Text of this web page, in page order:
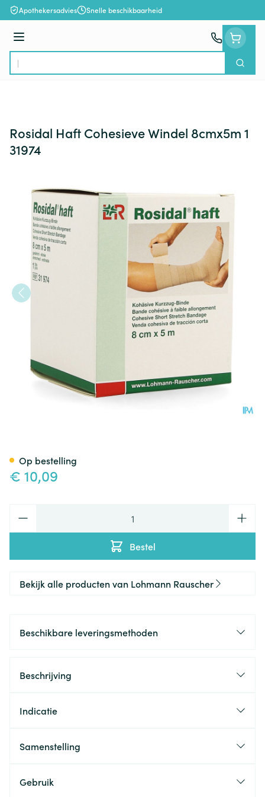
Ga naar de inhoud
Apothekersadvies Snelle beschikbaarheid
Menu
Product, merk, categorie...
Zoek
Rosidal Haft Cohesieve Windel 8cmx5m 1
31974
€ 10,09
Bestel
Op bestelling
Bekijk alle producten van Lohmann Rauscher
Beschikbare leveringsmethoden
Beschrijving
Indicatie
Samenstelling
Gebruik